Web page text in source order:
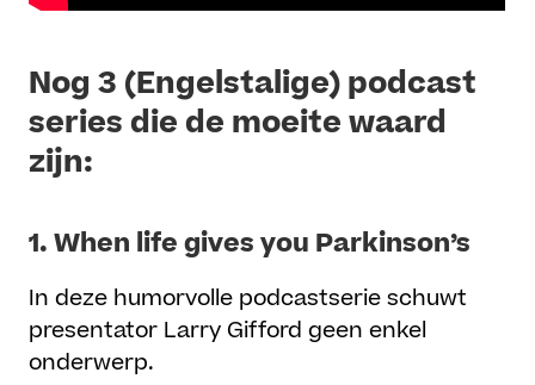
Nog 3 (Engelstalige) podcast
series die de moeite waard
zijn:
1.When life gives you Parkinson’s
In deze humorvolle podcastserie schuwt
presentator Larry Gifford geen enkel
onderwerp.